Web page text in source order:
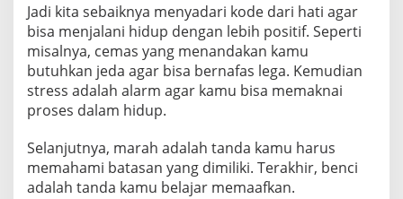
k
M
e
n
a
a
n
Jadi kita sebaiknya menyadari kode dari hati agar
bisa menjalani hidup dengan lebih positif. Seperti
misalnya, cemas yang menandakan kamu
butuhkan jeda agar bisa bernafas lega. Kemudian
stress adalah alarm agar kamu bisa memaknai
proses dalam hidup.
Selanjutnya, marah adalah tanda kamu harus
memahami batasan yang dimiliki. Terakhir, benci
adalah tanda kamu belajar memaafkan.